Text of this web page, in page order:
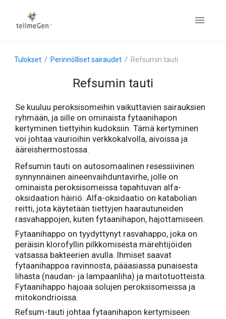
Tulokset Perinnölliset sairaudet Refsumin tauti
Refsumin tauti
Se kuuluu peroksisomeihin vaikuttavien sairauksien
ryhmään, ja sille on ominaista fytaanihapon
kertyminen tiettyihin kudoksiin. Tämä kertyminen
voi johtaa vaurioihin verkkokalvolla, aivoissa ja
ääreishermostossa.
Refsumin tauti on autosomaalinen resessiivinen
synnynnäinen aineenvaihduntavirhe, jolle on
ominaista peroksisomeissa tapahtuvan alfa-
oksidaation häiriö. Alfa-oksidaatio on katabolian
reitti, jota käytetään tiettyjen haarautuneiden
rasvahappojen, kuten fytaanihapon, hajottamiseen.
Fytaanihappo on tyydyttynyt rasvahappo, joka on
peräisin klorofyllin pilkkomisesta märehtijöiden
vatsassa bakteerien avulla. Ihmiset saavat
fytaanihappoa ravinnosta, pääasiassa punaisesta
lihasta (naudan- ja lampaanliha) ja maitotuotteista.
Fytaanihappo hajoaa solujen peroksisomeissa ja
mitokondrioissa.
Refsum-tauti johtaa fytaanihapon kertymiseen